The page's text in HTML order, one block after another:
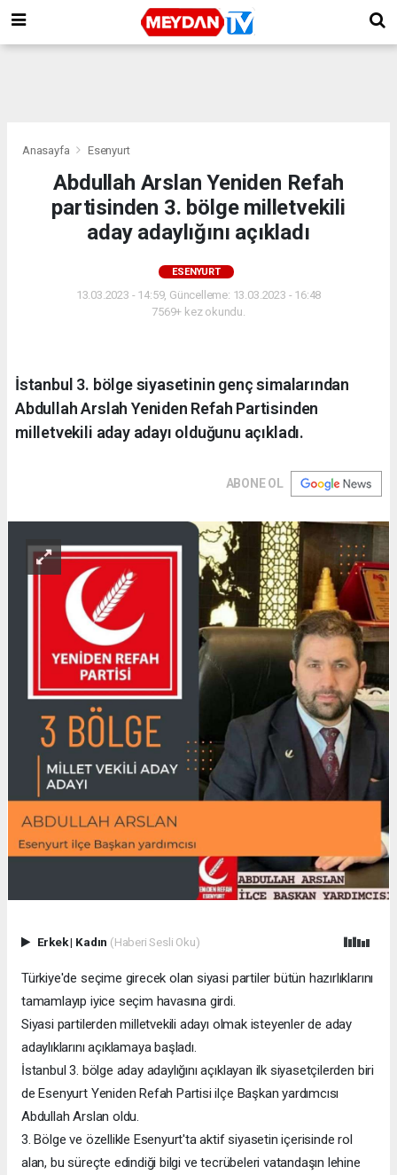
Anasayfa Esenyurt
Abdullah Arslan Yeniden Refah
partisinden 3. bölge milletvekili
aday adaylığını açıkladı
ESENYURT
13.03.2023 - 14:59, Güncelleme: 13.03.2023 - 16:48
7569+ kez okundu.
İstanbul 3. bölge siyasetinin genç simalarından
Abdullah Arslah Yeniden Refah Partisinden
milletvekili aday adayı olduğunu açıkladı.
ABONE OL
Erkek| Kadın (Haberi Sesli Oku)
Türkiye'de seçime girecek olan siyasi partiler bütün hazırlıklarını
tamamlayıp iyice seçim havasına girdi.
Siyasi partilerden milletvekili adayı olmak isteyenler de aday
adaylıklarını açıklamaya başladı.
İstanbul 3. bölge aday adaylığını açıklayan ilk siyasetçilerden biri
de Esenyurt Yeniden Refah Partisi ilçe Başkan yardımcısı
Abdullah Arslan oldu.
3. Bölge ve özellikle Esenyurt'ta aktif siyasetin içerisinde rol
alan, bu süreçte edindiği bilgi ve tecrübeleri vatandaşın lehine